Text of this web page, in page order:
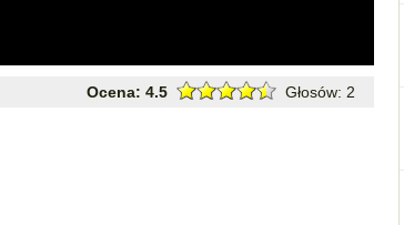
Ocena: 4.5 Głosów: 2